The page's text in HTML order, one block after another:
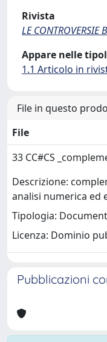
Rivista
LE CONTROVERSIE
Appare nelle
1.1 Articolo in
File in questo
File
33 CC#CS
Descrizione:
analisi numerica ed
Tipologia:
Licenza: Dominio
Pubblicazioni